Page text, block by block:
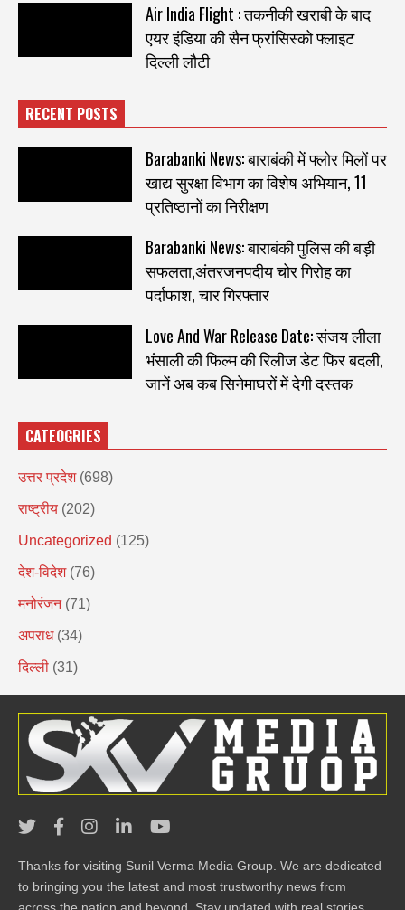
Air India Flight : तकनीकी खराबी के बाद
एयर इंडिया की सैन फ्रांसिस्को फ्लाइट
दिल्ली लौटी
RECENT POSTS
Barabanki News: बाराबंकी में फ्लोर मिलों पर
खाद्य सुरक्षा विभाग का विशेष अभियान, 11
प्रतिष्ठानों का निरीक्षण
Barabanki News: बाराबंकी पुलिस की बड़ी
सफलता,अंतरजनपदीय चोर गिरोह का
पर्दाफाश, चार गिरफ्तार
Love And War Release Date: संजय लीला
भंसाली की फिल्म की रिलीज डेट फिर बदली,
जानें अब कब सिनेमाघरों में देगी दस्तक
CATEOGRIES
उत्तर प्रदेश (698)
राष्ट्रीय (202)
Uncategorized (125)
देश-विदेश (76)
मनोरंजन (71)
अपराध (34)
दिल्ली (31)
Thanks for visiting Sunil Verma Media Group. We are dedicated
to bringing you the latest and most trustworthy news from